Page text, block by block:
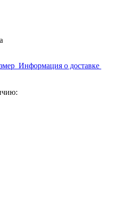
Информация о доставке